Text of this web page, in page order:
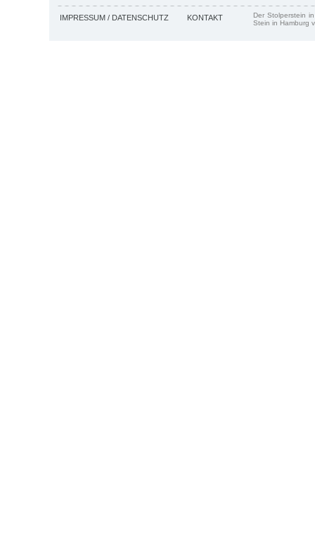
IMPRESSUM / DATENSCHUTZ KONTAKT
Der Stolperstein
Stein in Hamburg